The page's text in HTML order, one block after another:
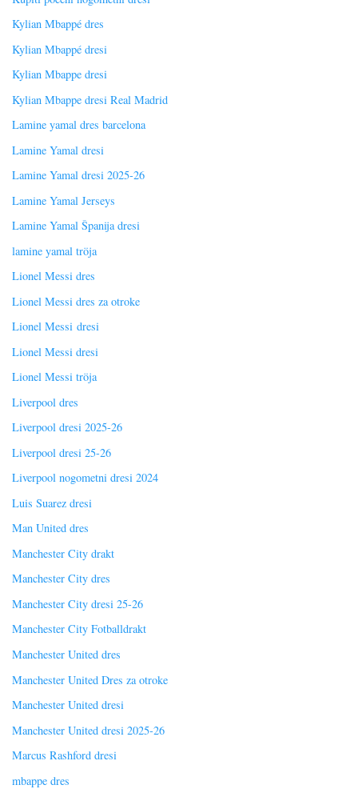
Kylian Mbappé dres
Kylian Mbappé dresi
Kylian Mbappe dresi
Kylian Mbappe dresi Real Madrid
Lamine yamal dres barcelona
Lamine Yamal dresi
Lamine Yamal dresi 2025-26
Lamine Yamal Jerseys
Lamine Yamal Španija dresi
lamine yamal tröja
Lionel Messi dres
Lionel Messi dres za otroke
Lionel Messi dresi
Lionel Messi dresi
Lionel Messi tröja
Liverpool dres
Liverpool dresi 2025-26
Liverpool dresi 25-26
Liverpool nogometni dresi 2024
Luis Suarez dresi
Man United dres
Manchester City drakt
Manchester City dres
Manchester City dresi 25-26
Manchester City Fotballdrakt
Manchester United dres
Manchester United Dres za otroke
Manchester United dresi
Manchester United dresi 2025-26
Marcus Rashford dresi
mbappe dres